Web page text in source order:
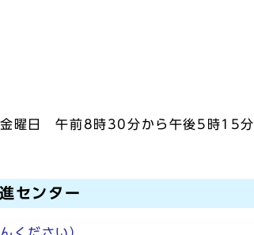
金曜日 午前8時30分から午後5時15分
センター